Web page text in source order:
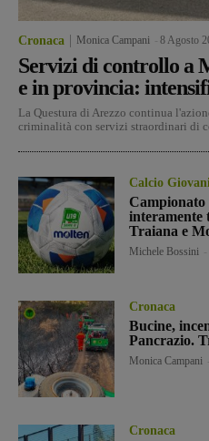
Cronaca Monica Campani 8 Agosto
Servizi di controllo a
e in provincia:
La Questura di Arezzo continua
criminalità con servizi straordinari di
Calcio
Campionato
interamente
Traiana e
Michele Bossini
Cronaca
Bucine,
Pancrazio.
Monica Campani
Cronaca